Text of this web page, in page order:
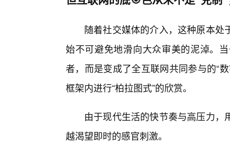
随着社交媒体的介入，这种原本
始不可避免地滑向大众审美的泥淖。
者，而是变成了全互联网共同参与的“
框架内进行“柏拉图式”的欣赏。
由于现代生活的快节奏与高压力
越渴望即时的感官刺激。